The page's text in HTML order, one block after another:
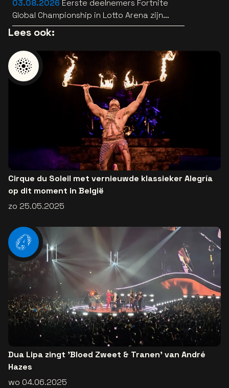
03.08.2026 Eerste deelnemers Fortnite
Global Championship in Lotto Arena zijn
bekend
Lees ook:
Cirque du Soleil met vernieuwde klassieker Alegría
op dit moment in België
zo 25.05.2025
Dua Lipa zingt 'Bloed Zweet & Tranen' van André
Hazes
wo 04.06.2025